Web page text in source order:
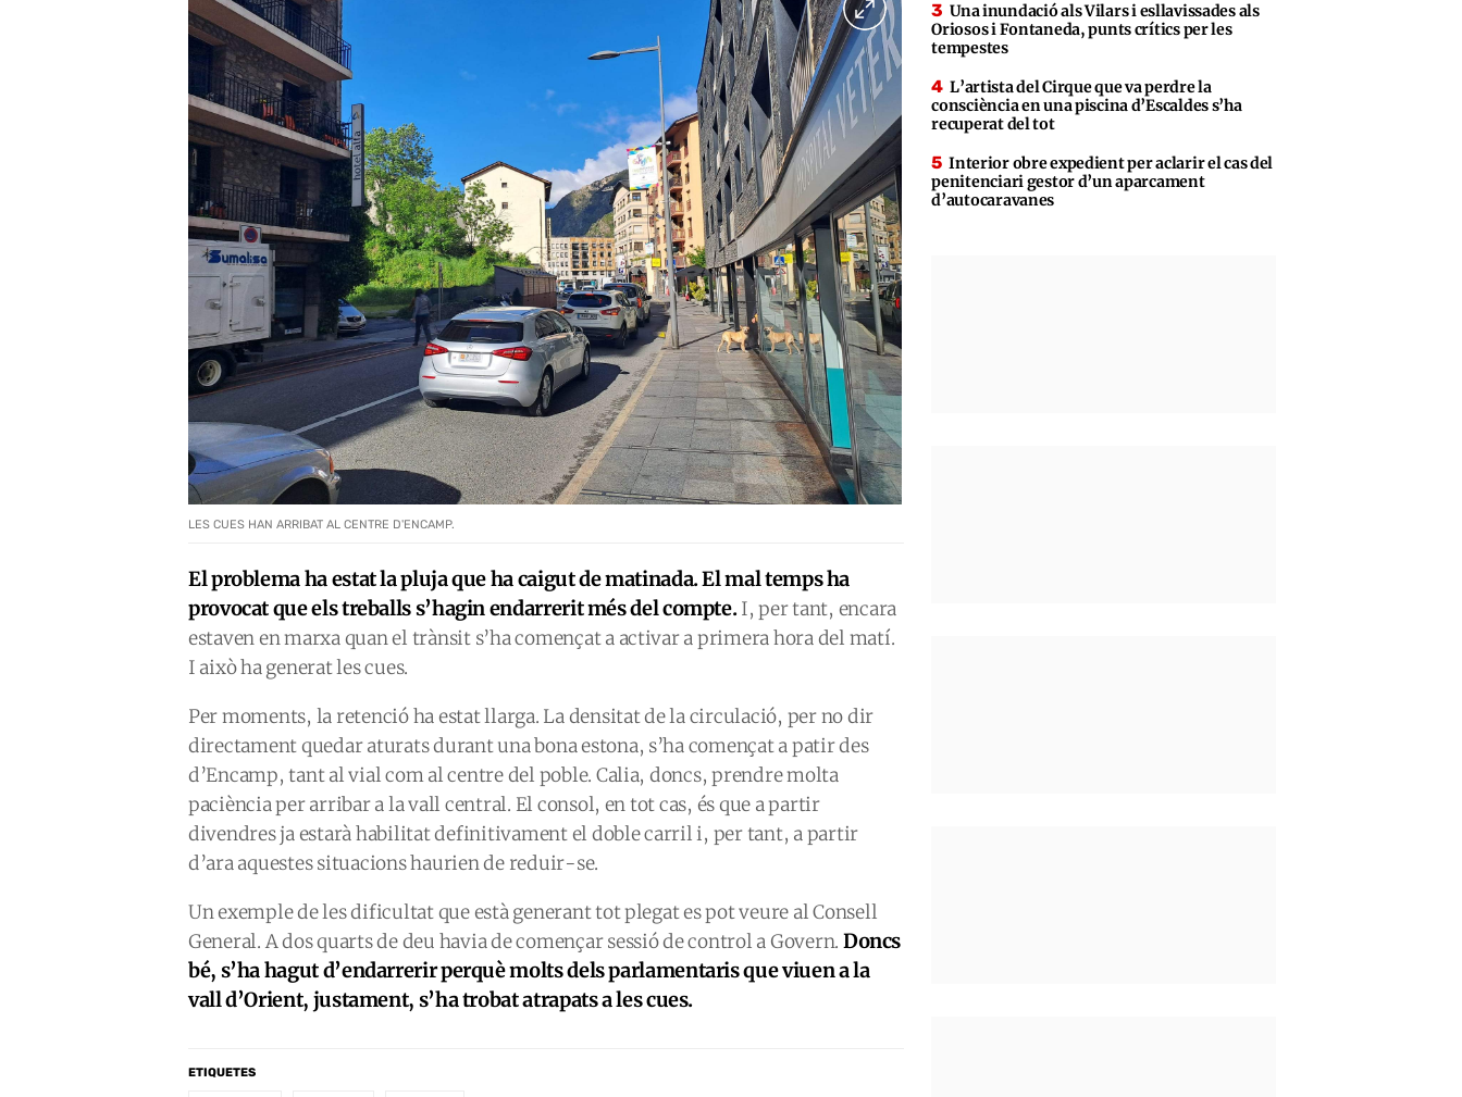
LES CUES HAN ARRIBAT AL CENTRE D'ENCAMP.
El problema ha estat la pluja que ha caigut de matinada. El mal temps ha
provocat que els treballs s’hagin endarrerit més del compte.I, per tant, encara
estaven en marxa quan el trànsit s’ha començat a activar a primera hora del matí.
I això ha generat les cues.
Per moments, la retenció ha estat llarga. La densitat de la circulació, per no dir
directament quedar aturats durant una bona estona, s’ha començat a patir des
d’Encamp, tant al vial com al centre del poble. Calia, doncs, prendre molta
paciència per arribar a la vall central. El consol, en tot cas, és que a partir
divendres ja estarà habilitat definitivament el doble carril i, per tant, a partir
d’ara aquestes situacions haurien de reduir-se.
Un exemple de les dificultat que està generant tot plegat es pot veure al Consell
General. A dos quarts de deu havia de començar sessió de control a Govern. Doncs
bé, s’ha hagut d’endarrerir perquè molts dels parlamentaris que viuen a la
vall d’Orient, justament, s’ha trobat atrapats a les cues.
ETIQUETES
Una inundació als Vilars i esllavissades als
Oriosos i Fontaneda, punts crítics per les
tempestes
L’artista del Cirque que va perdre la
consciència en una piscina d’Escaldes s’ha
recuperat del tot
Interior obre expedient per aclarir el cas del
penitenciari gestor d’un aparcament
d’autocaravanes